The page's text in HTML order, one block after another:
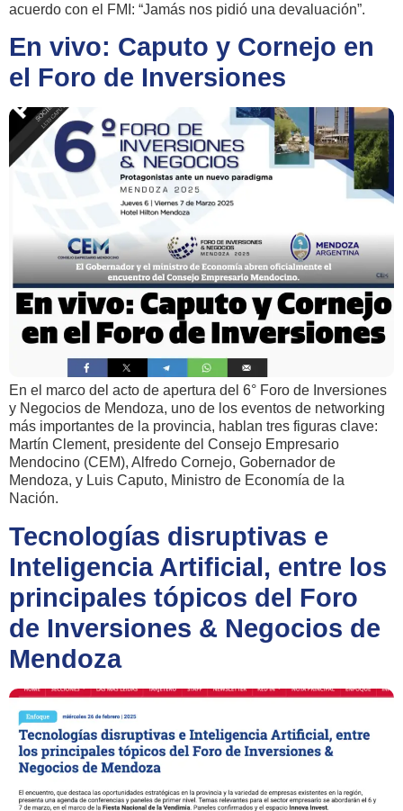
acuerdo con el FMI: “Jamás nos pidió una devaluación”.
En vivo: Caputo y Cornejo en
el Foro de Inversiones
En el marco del acto de apertura del 6° Foro de Inversiones
y Negocios de Mendoza, uno de los eventos de networking
más importantes de la provincia, hablan tres figuras clave:
Martín Clement, presidente del Consejo Empresario
Mendocino (CEM), Alfredo Cornejo, Gobernador de
Mendoza, y Luis Caputo, Ministro de Economía de la
Nación.
Tecnologías disruptivas e
Inteligencia Artificial, entre los
principales tópicos del Foro
de Inversiones & Negocios de
Mendoza